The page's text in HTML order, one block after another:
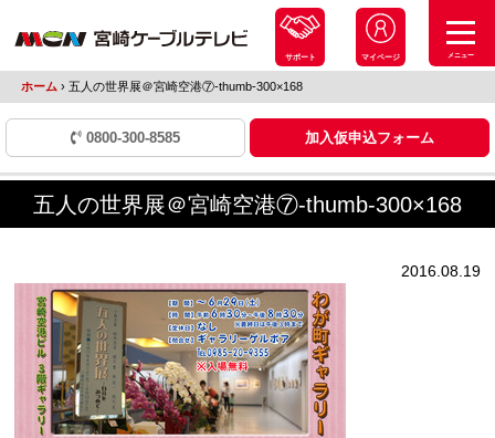
サポート マイページ メニュー
ホーム ›五人の世界展＠宮崎空港⑦-thumb-300×168
0800-300-8585 加入仮申込フォーム
五人の世界展＠宮崎空港⑦-thumb-300×168
2016.08.19